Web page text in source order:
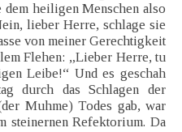
heiligen Menschen also
lieber Herre, schlage sie
von meiner Gerechtigkeit
Flehen: „Lieber Herre, tu
Leibe!“ Und es geschah
durch das Schlagen der
Muhme) Todes gab, war
steinernen Refektorium. Da